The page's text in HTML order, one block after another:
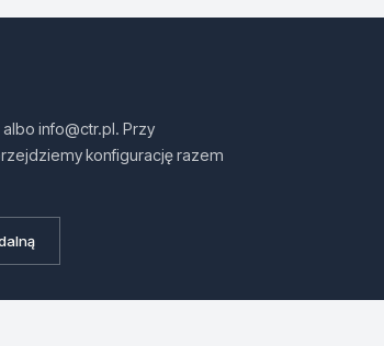
info@ctr.pl. Przy
konfigurację razem